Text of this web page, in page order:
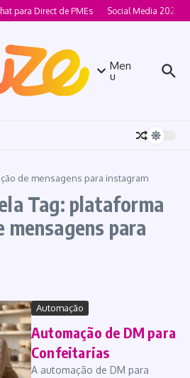
para Direct de PMEs Social Media 2026
Men
u
de mensagens para instagram
Tag: plataforma
mensagens para
Automação
Automação de DM para
Confeitarias
A automação de DM para